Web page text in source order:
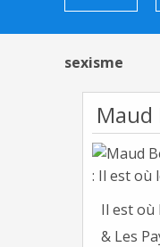
sexisme
Il est où
& Les